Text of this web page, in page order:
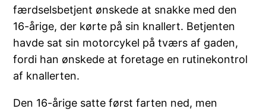
færdselsbetjent ønskede at snakke med den
16-årige, der kørte på sin knallert. Betjenten
havde sat sin motorcykel på tværs af gaden,
fordi han ønskede at foretage en rutinekontrol
af knallerten.
Den 16-årige satte først farten ned, men